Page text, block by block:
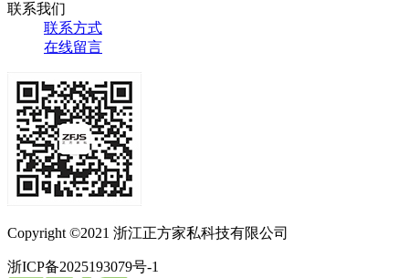
联系我们
联系方式
在线留言
Copyright ©2021 浙江正方家私科技有限公司
浙ICP备2025193079号-1